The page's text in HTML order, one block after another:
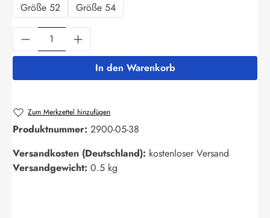
Größe 52
Größe 54
Produkt Anzahl: Gib den gewünschten
In den Warenkorb
Zum Merkzettel hinzufügen
Produktnummer: 2900-05-38
Versandkosten (Deutschland): kostenloser Versand
Versandgewicht: 0.5 kg